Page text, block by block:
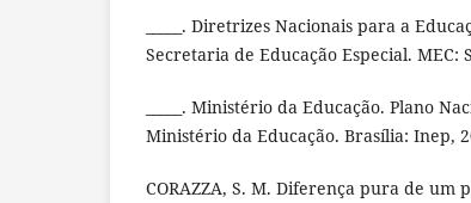
_____. Diretrizes Nacionais para a
Secretaria de Educação Especial. MEC:
_____. Ministério da Educação. Plano
Ministério da Educação. Brasília: Inep,
CORAZZA, S. M. Diferença pura de um